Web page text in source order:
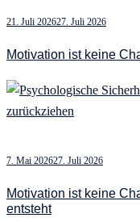
21. Juli 202627. Juli 2026
Motivation ist keine
7. Mai 202627. Juli 2026
Motivation ist keine
entsteht